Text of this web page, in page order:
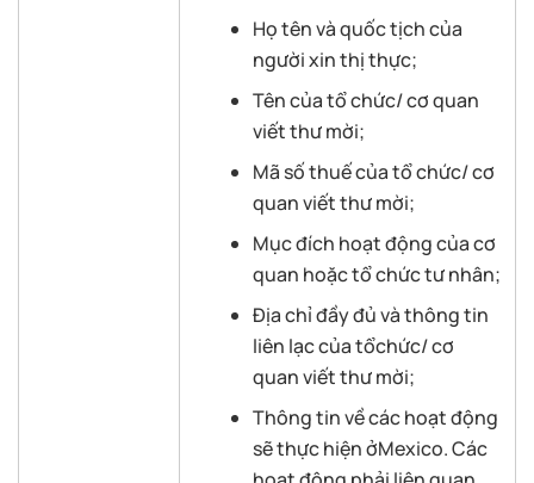
Họ tên và quốc tịch của
người xin thị thực;
Tên của tổ chức/ cơ quan
viết thư mời;
Mã số thuế của tổ chức/ cơ
quan viết thư mời;
Mục đích hoạt động của cơ
quan hoặc tổ chức tư nhân;
Địa chỉ đầy đủ và thông tin
liên lạc của tổchức/ cơ
quan viết thư mời;
Thông tin về các hoạt động
sẽ thực hiện ởMexico. Các